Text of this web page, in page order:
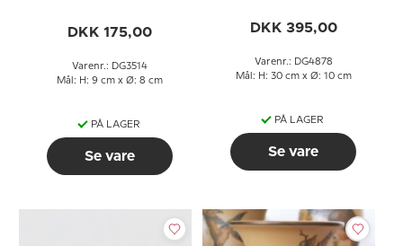
DKK 175,00
Varenr.: DG3514
Mål: H: 9 cm x Ø: 8 cm
PÅ LAGER
Se vare
DKK 395,00
Varenr.: DG4878
Mål: H: 30 cm x Ø: 10 cm
PÅ LAGER
Se vare